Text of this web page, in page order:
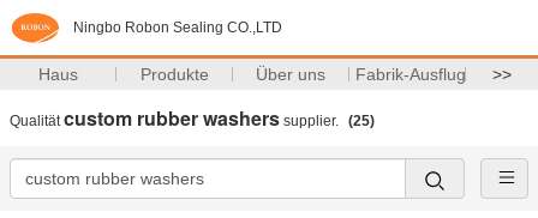
Ningbo Robon Sealing CO.,LTD
Haus Produkte Über uns Fabrik-Ausflug >>
Qualitätcustom rubber washers supplier. (25)